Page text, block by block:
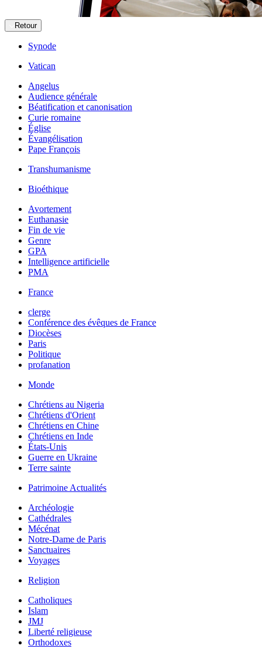
Retour
Synode
Vatican
Angelus
Audience générale
Béatification et canonisation
Curie romaine
Église
Évangélisation
Pape François
Transhumanisme
Bioéthique
Avortement
Euthanasie
Fin de vie
Genre
GPA
Intelligence artificielle
PMA
France
clerge
Conférence des évêques de France
Diocèses
Paris
Politique
profanation
Monde
Chrétiens au Nigeria
Chrétiens d'Orient
Chrétiens en Chine
Chrétiens en Inde
États-Unis
Guerre en Ukraine
Terre sainte
Patrimoine Actualités
Archéologie
Cathédrales
Mécénat
Notre-Dame de Paris
Sanctuaires
Voyages
Religion
Catholiques
Islam
JMJ
Liberté religieuse
Orthodoxes